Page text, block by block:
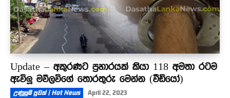
Update – අකුරණට ප්‍රහාරයක් කියා 118 අමතා රටම
ඇවිලූ මව්ලවිගේ තොරතුරු මෙන්න (වීඩියෝ)
උණුසුම් පුවත් | Hot News April 22, 2023